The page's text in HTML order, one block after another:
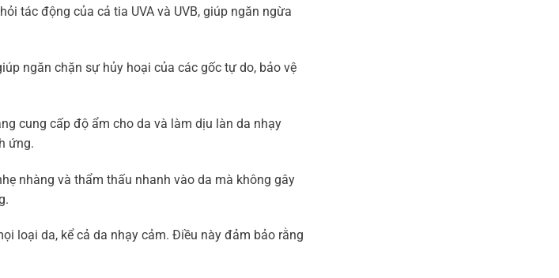
tác động của cả tia UVA và UVB, giúp ngăn ngừa
ngăn chặn sự hủy hoại của các gốc tự do, bảo vệ
cung cấp độ ẩm cho da và làm dịu làn da nhạy
ứng.
nhàng và thẩm thấu nhanh vào da mà không gây
loại da, kể cả da nhạy cảm. Điều này đảm bảo rằng